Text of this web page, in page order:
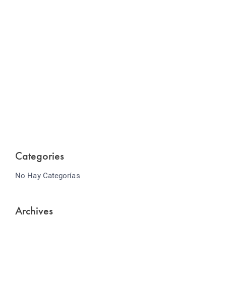
Categories
No Hay Categorías
Archives